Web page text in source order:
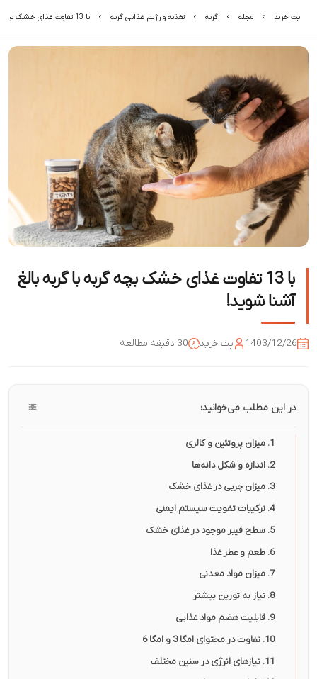
گربه تغذیه و رژیم غذایی گربه با 13 تفاوت غذای خشک بچه گربه با گربه بالغ آشنا شوید!
تفاوت غذای خشک بچه گربه با گربه بالغ
پت خرید 30 دقیقه مطالعه